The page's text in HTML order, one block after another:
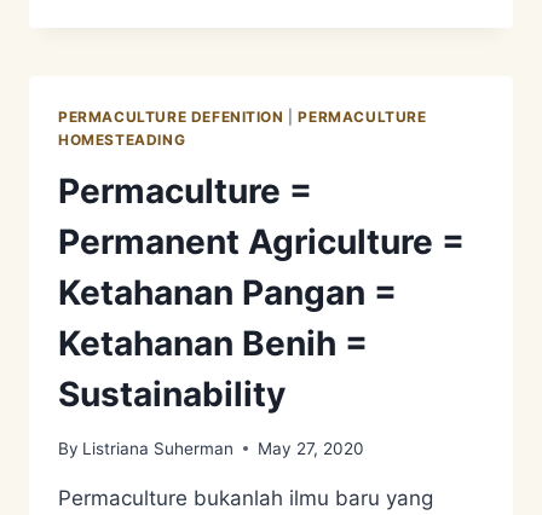
=
PERMACULTURE DEFENITION |PERMACULTURE
HOMESTEADING
Permaculture =
Permanent Agriculture =
Ketahanan Pangan =
Ketahanan Benih =
Sustainability
By Listriana Suherman May 27, 2020
Permaculture bukanlah ilmu baru yang